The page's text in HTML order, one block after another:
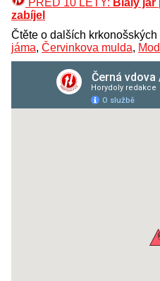
zabíjel
Čtěte o dalších krkonošských
jáma, Červinkova mulda,